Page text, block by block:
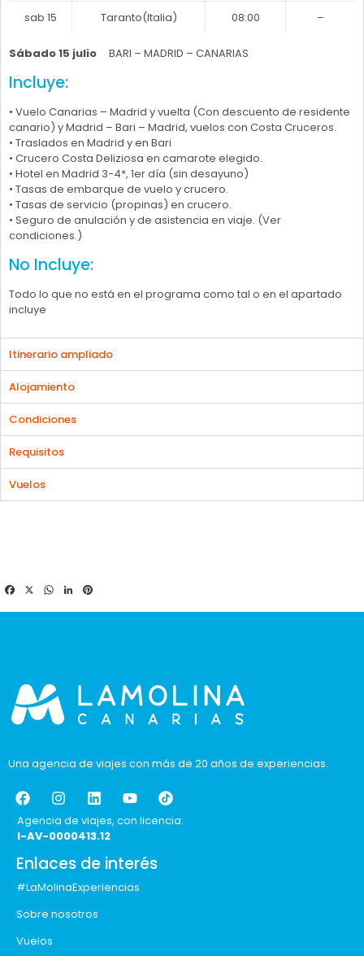
sab 15 Taranto(Italia) 08:00 –
Sábado 15 julio BARI – MADRID – CANARIAS
Incluye:
• Vuelo Canarias – Madrid y vuelta (Con descuento de residente
canario) y Madrid – Bari – Madrid, vuelos con Costa Cruceros.
• Traslados en Madrid y en Bari
• Crucero Costa Deliziosa en camarote elegido.
• Hotel en Madrid 3-4*, 1er día (sin desayuno)
• Tasas de embarque de vuelo y crucero.
• Tasas de servicio (propinas) en crucero.
• Seguro de anulación y de asistencia en viaje. (Ver
condiciones.)
No Incluye:
Todo lo que no está en el programa como tal o en el apartado
incluye
Itinerario ampliado
Alojamiento
Condiciones
Requisitos
Vuelos
FacebookWhatsApp
LinkedIn
Una agencia de viajes con más de 20 años de experiencias.
Agencia de viajes, con licencia:
I-AV-0000413.12
Enlaces de interés
#LaMolinaExperiencias
Sobre nosotros
Vuelos